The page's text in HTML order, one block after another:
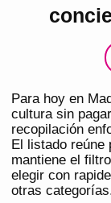
Para hoy en
cultura sin
recopilación
El listado reúne
mantiene el
elegir con
otras